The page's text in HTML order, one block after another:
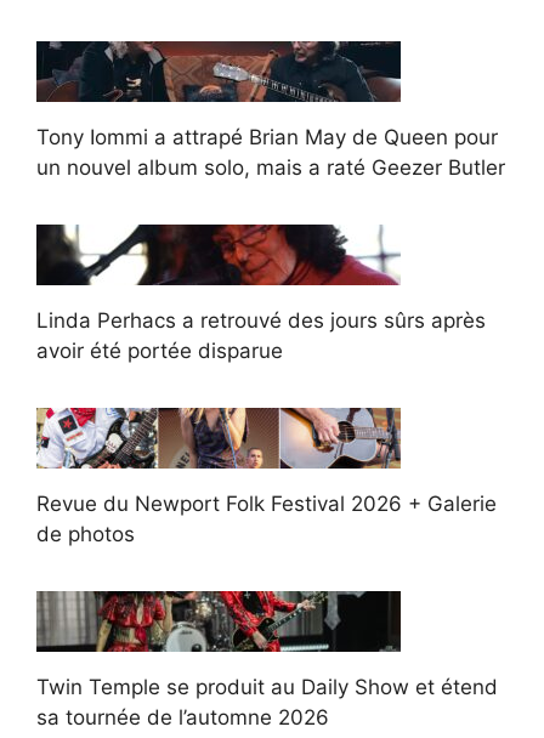
Tony Iommi a attrapé Brian May de Queen pour
un nouvel album solo, mais a raté Geezer Butler
Linda Perhacs a retrouvé des jours sûrs après
avoir été portée disparue
Revue du Newport Folk Festival 2026 + Galerie
de photos
Twin Temple se produit au Daily Show et étend
sa tournée de l’automne 2026